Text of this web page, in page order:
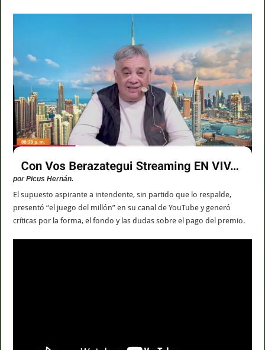
por Picus Hernán.
El supuesto aspirante a intendente, sin partido que lo respalde,
presentó “el juego del millón” en su canal de YouTube y generó
críticas por la forma, el fondo y las dudas sobre el pago del premio.